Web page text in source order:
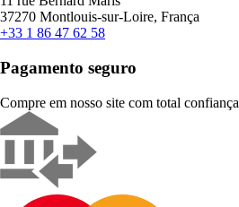
37270 Montlouis-sur-Loire, França
+33 1 86 47 62 58
Pagamento seguro
Compre em nosso site com total confiança